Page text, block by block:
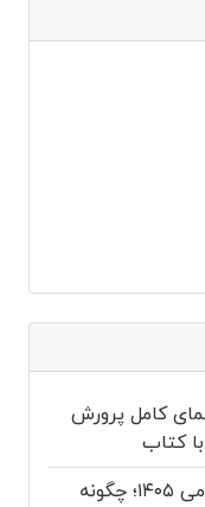
کامل پرورش
کتاب
بهترین کتاب‌های آزمون استخدامی ۱۴۰۵؛ چگونه